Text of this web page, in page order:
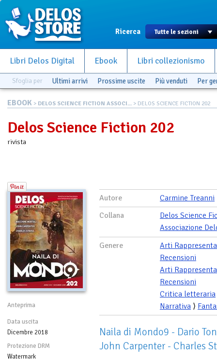
Ricerca
Libri Delos Digital Ebook Libri collezionismo
Sfoglia per Ultimi arrivi Prossime uscite Più venduti Per
EBOOK > DELOS SCIENCE FICTION ASSOCI... > DELOS SCIENCE FICTION 202
Delos Science Fiction 202
rivista
Anteprima
Data uscita
Dicembre 2018
Protezione DRM
Watermark
Autore
Carmine Treanni
Collana
Delos Science
Associazione
Genere
Arti
Recensioni
Arti
Recensioni
Critica letteraria
Narrativa ⟩
Naila di Mondo9 - Dario
John Carpenter - Charles